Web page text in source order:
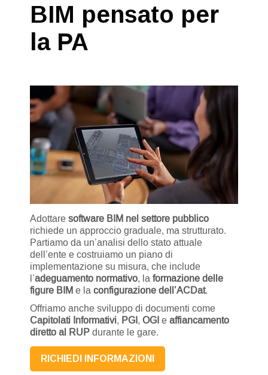
BIM pensato per
la PA
Adottaresoftware BIM nel settore pubblico
richiede un approccio graduale, ma strutturato.
Partiamo da un’analisi dello stato attuale
dell’ente e costruiamo un piano di
implementazione su misura, che include
l’adeguamento normativo, laformazione delle
figure BIMe laconfigurazione dell’ACDat.
Offriamo anche sviluppo di documenti come
Capitolati Informativi, PGI, OGIeaffiancamento
diretto al RUPdurante le gare.
RICHIEDI INFORMAZIONI